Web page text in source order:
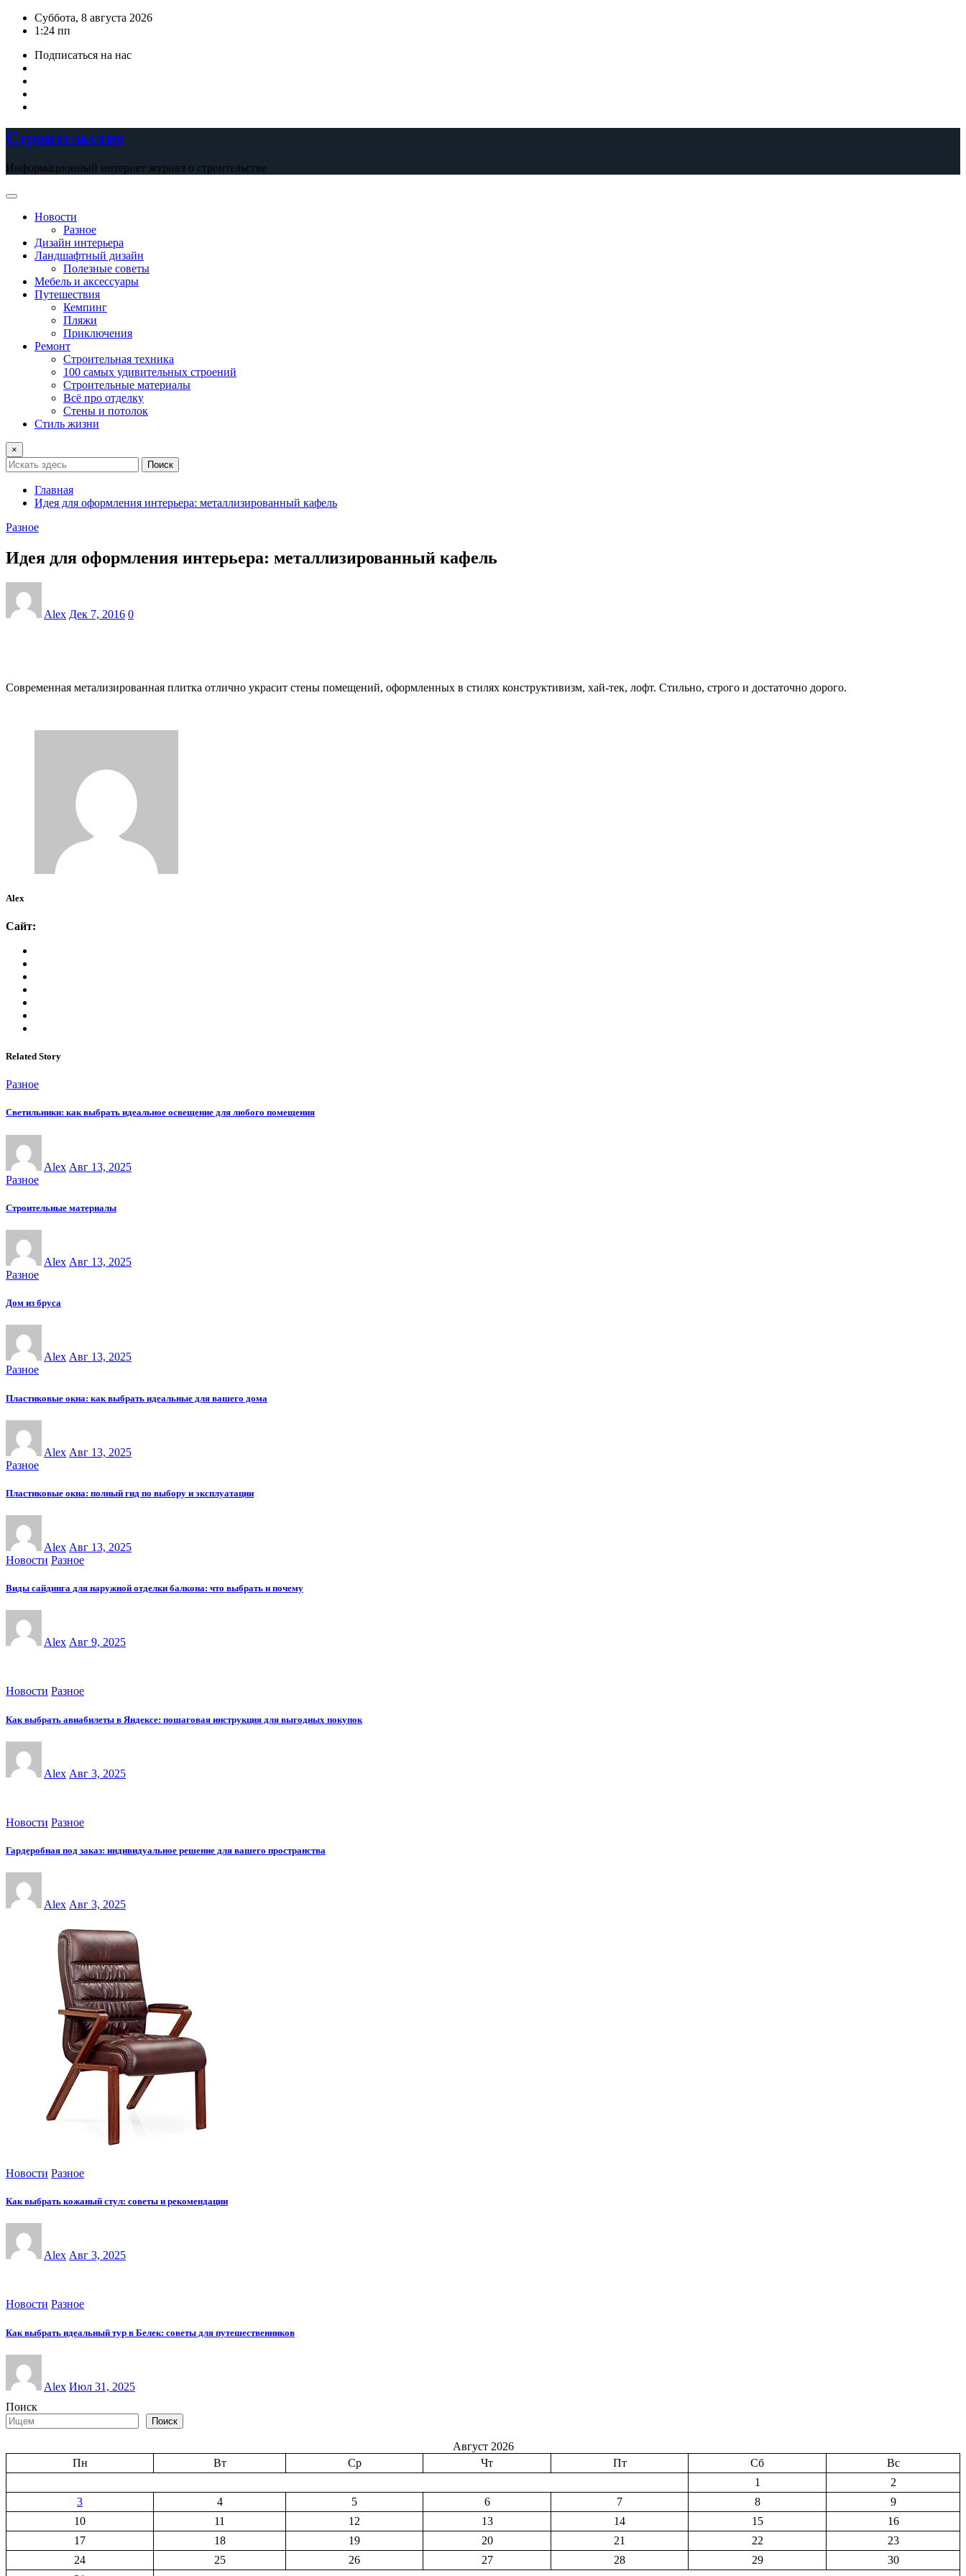
ПерейтиСуббота, 8 августа 2026
1:24 пп
Подписаться на нас
Строительство
Информационный интернет журнал о строительстве
Новости
Разное
Дизайн интерьера
Ландшафтный дизайн
Полезные советы
Мебель и аксессуары
Путешествия
Кемпинг
Пляжи
Приключения
Ремонт
Строительная техника
100 самых удивительных строений
Строительные материалы
Всё про отделку
Стены и потолок
Стиль жизни
×
Поиск
Главная
Идея для оформления интерьера: металлизированный кафель
Разное
Идея для оформления интерьера: металлизированный кафель
Alex Дек 7, 2016 0
Современная метализированная плитка отлично украсит стены помещений, оформленных в стилях конструктивизм, хай-тек, лофт. Стильно, строго и достаточно дорого.
Alex
Сайт:
Related Story
Разное
Светильники: как выбрать идеальное освещение для любого помещения
Alex Авг 13, 2025
Разное
Строительные материалы
Alex Авг 13, 2025
Разное
Дом из бруса
Alex Авг 13, 2025
Разное
Пластиковые окна: как выбрать идеальные для вашего дома
Alex Авг 13, 2025
Разное
Пластиковые окна: полный гид по выбору и эксплуатации
Alex Авг 13, 2025
Новости Разное
Виды сайдинга для наружной отделки балкона: что выбрать и почему
Alex Авг 9, 2025
Новости Разное
Как выбрать авиабилеты в Яндексе: пошаговая инструкция для выгодных покупок
Alex Авг 3, 2025
Новости Разное
Гардеробная под заказ: индивидуальное решение для вашего пространства
Alex Авг 3, 2025
Новости Разное
Как выбрать кожаный стул: советы и рекомендации
Alex Авг 3, 2025
Новости Разное
Как выбрать идеальный тур в Белек: советы для путешественников
Alex Июл 31, 2025
Поиск
Поиск
Август 2026
Пн
Вт Ср Чт Пт Сб
Вс
1
2
3
4 5 6 7 8
9
10
11 12 13 14 15
16
17
18 19 20 21 22
23
24
25 26 27 28 29
30